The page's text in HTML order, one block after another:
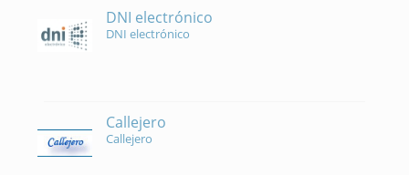
DNI electrónico
DNI electrónico
Callejero
Callejero